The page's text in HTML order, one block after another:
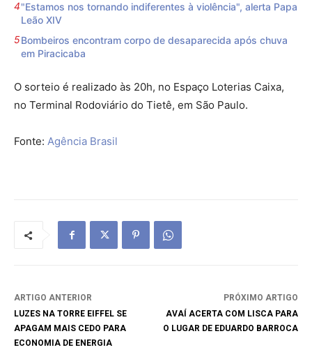
"Estamos nos tornando indiferentes à violência", alerta Papa
Leão XIV
Bombeiros encontram corpo de desaparecida após chuva
em Piracicaba
O sorteio é realizado às 20h, no Espaço Loterias Caixa,
no Terminal Rodoviário do Tietê, em São Paulo.
Fonte: Agência Brasil
ARTIGO ANTERIOR
LUZES NA TORRE EIFFEL SE
APAGAM MAIS CEDO PARA
ECONOMIA DE ENERGIA
PRÓXIMO ARTIGO
AVAÍ ACERTA COM LISCA PARA
O LUGAR DE EDUARDO BARROCA